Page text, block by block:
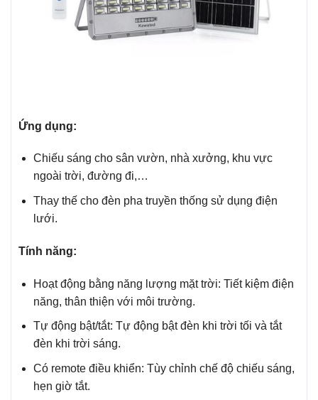
Ứng dụng:
Chiếu sáng cho sân vườn, nhà xưởng, khu vực
ngoài trời, đường đi,…
Thay thế cho đèn pha truyền thống sử dụng điện
lưới.
Tính năng:
Hoạt động bằng năng lượng mặt trời: Tiết kiệm điện
năng, thân thiện với môi trường.
Tự động bật/tắt: Tự động bật đèn khi trời tối và tắt
đèn khi trời sáng.
Có remote điều khiển: Tùy chỉnh chế độ chiếu sáng,
hẹn giờ tắt.